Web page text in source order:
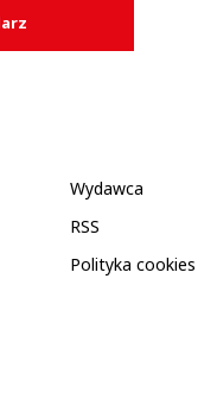
Wydawca
RSS
Polityka cookies